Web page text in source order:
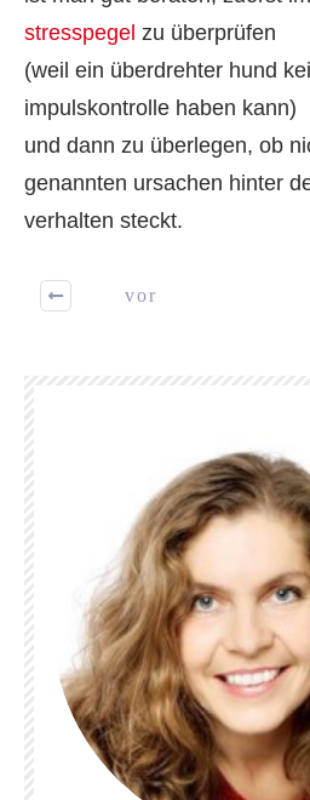
stresspegel zu überprüfen
(weil ein überdrehter hund
impulskontrolle haben kann)
und dann zu überlegen, ob
genannten ursachen hinter
verhalten steckt.
vor